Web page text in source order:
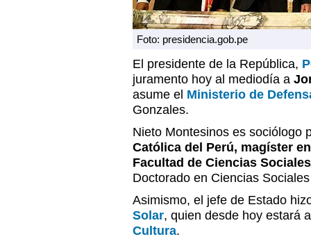
Foto: presidencia.gob.pe
El presidente de la República,
juramento hoy al mediodía a
asume el Ministerio de
Gonzales.
Nieto Montesinos es sociólogo
Católica del Perú, magíster
Facultad de Ciencias
Doctorado en Ciencias
Asimismo, el jefe de Estado
Solar, quien desde hoy estará
Cultura.